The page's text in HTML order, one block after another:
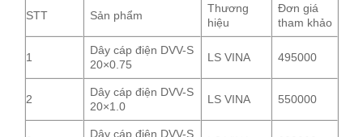
STT Sản phẩm
Thương
hiệu
Đơn giá
tham khảo
1
Dây cáp điện DVV-S
20×0.75
LS VINA 495000
2
Dây cáp điện DVV-S
20×1.0
LS VINA 550000
Dây cáp điện DVV-S